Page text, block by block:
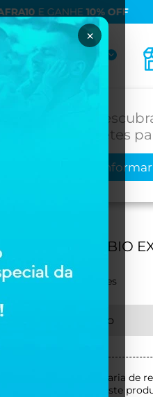
E GANHE 10% OFF
Minha conta
entre ou cadastre-se
fretes
JABORANDI BIO
0 avaliações
Selecione o estado
Gostaria de
este
×